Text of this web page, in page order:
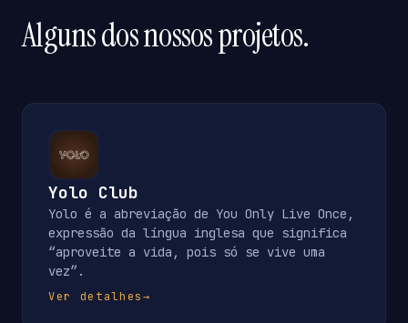
Alguns dos nossos projetos.
Yolo Club
Yolo é a abreviação de You Only Live Once,
expressão da língua inglesa que significa
“aproveite a vida, pois só se vive uma
vez”.
Ver detalhes→